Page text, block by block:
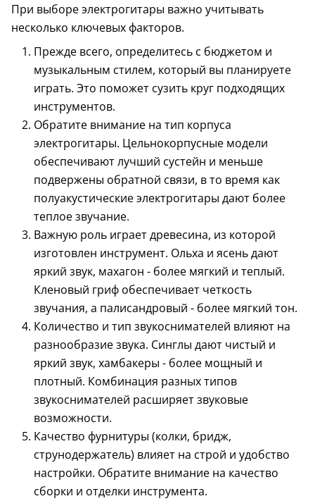
При выборе электрогитары важно учитывать
несколько ключевых факторов.
Прежде всего, определитесь с бюджетом и
музыкальным стилем, который вы планируете
играть. Это поможет сузить круг подходящих
инструментов.
Обратите внимание на тип корпуса
электрогитары. Цельнокорпусные модели
обеспечивают лучший сустейн и меньше
подвержены обратной связи, в то время как
полуакустические электрогитары дают более
теплое звучание.
Важную роль играет древесина, из которой
изготовлен инструмент. Ольха и ясень дают
яркий звук, махагон - более мягкий и теплый.
Кленовый гриф обеспечивает четкость
звучания, а палисандровый - более мягкий тон.
Количество и тип звукоснимателей влияют на
разнообразие звука. Синглы дают чистый и
яркий звук, хамбакеры - более мощный и
плотный. Комбинация разных типов
звукоснимателей расширяет звуковые
возможности.
Качество фурнитуры (колки, бридж,
струнодержатель) влияет на строй и удобство
настройки. Обратите внимание на качество
сборки и отделки инструмента.